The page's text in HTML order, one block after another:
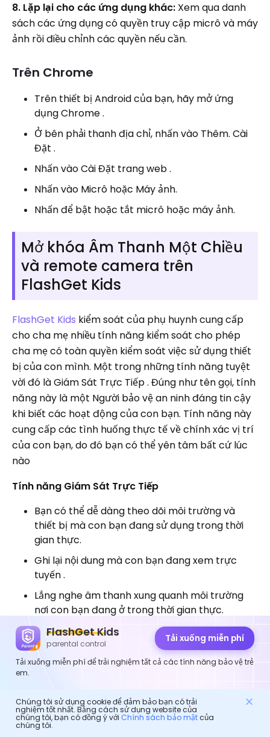
8. Lặp lại cho các ứng dụng khác: Xem qua danh
sách các ứng dụng có quyền truy cập micrô và máy
ảnh rồi điều chỉnh các quyền nếu cần.
Trên Chrome
Trên thiết bị Android của bạn, hãy mở ứng
dụng Chrome .
Ở bên phải thanh địa chỉ, nhấn vào Thêm. Cài
Đặt .
Nhấn vào Cài Đặt trang web .
Nhấn vào Micrô hoặc Máy ảnh.
Nhấn để bật hoặc tắt micrô hoặc máy ảnh.
Mở khóa Âm Thanh Một Chiều
và remote camera trên
FlashGet Kids
FlashGet Kids kiểm soát của phụ huynh cung cấp
cho cha mẹ nhiều tính năng kiểm soát cho phép
cha mẹ có toàn quyền kiểm soát việc sử dụng thiết
bị của con mình. Một trong những tính năng tuyệt
vời đó là Giám Sát Trực Tiếp . Đúng như tên gọi, tính
năng này là một Người bảo vệ an ninh đáng tin cậy
khi biết các hoạt động của con bạn. Tính năng này
cung cấp các tình huống thực tế về chính xác vị trí
của con bạn, do đó bạn có thể yên tâm bất cứ lúc
nào
Tính năng Giám Sát Trực Tiếp
Bạn có thể dễ dàng theo dõi môi trường và
thiết bị mà con bạn đang sử dụng trong thời
gian thực.
Ghi lại nội dung mà con bạn đang xem trực
tuyến .
Lắng nghe âm thanh xung quanh môi trường
nơi con bạn đang ở trong thời gian thực.
Dưới đây là cách bật Âm Thanh Một Chiều và bật
remote camera FlashGet Kiểm soát của phụ
huynh
Bước 1. Trên bảng điều khiển Giám Sát Trực Tiếp >
Nhấp vào “Phản Chiếu Màn Hình” > Nhấp vào ” Tiếp
tục” và tại đây bạn có thể thấy màn hình điện thoại
FlashGet Kids
parental control
Tải xuống miễn phí
Tải xuống miễn phí để trải nghiệm tất cả các tính năng bảo vệ trẻ
em.
Chúng tôi sử dụng cookie để đảm bảo bạn có trải
nghiệm tốt nhất. Bằng cách sử dụng website của
chúng tôi, bạn có đồng ý với Chính sách bảo mậtcủa
chúng tôi.